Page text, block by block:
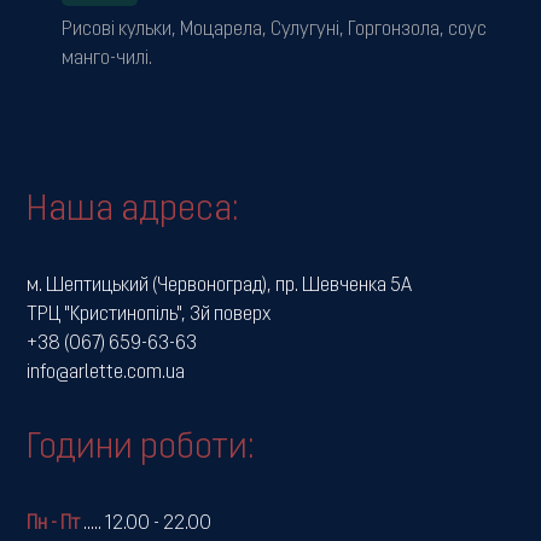
Рисові кульки, Моцарела, Сулугуні, Горгонзола, соус
манго-чилі.
Наша адреса:
м. Шептицький (Червоноград), пр. Шевченка 5А
ТРЦ "Кристинопіль", 3й поверх
+38 (067) 659-63-63
info@arlette.com.ua
Години роботи:
Пн - Пт..... 12.00 - 22.00